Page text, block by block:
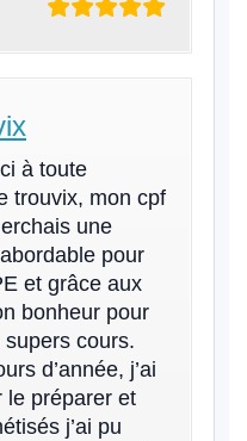
à toute
trouvix, mon cpf
une
pour
et grâce aux
bonheur pour
cours.
d’année, j’ai
le préparer et
j’ai pu